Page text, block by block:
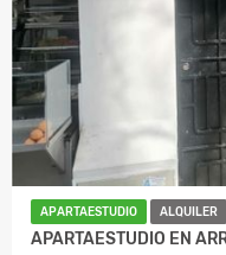
APARTAESTUDIO ALQUILER
APARTAESTUDIO EN